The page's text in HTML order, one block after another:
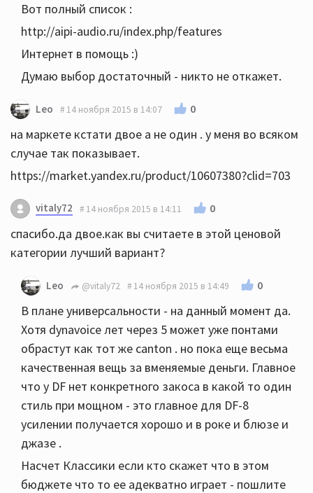
Вот полный список :
http://aipi-audio.ru/index.php/features
Интернет в помощь :)
Думаю выбор достаточный - никто не откажет.
Leo 14 ноября 2015 в 14:07 0
на маркете кстати двое а не один . у меня во всяком
случае так показывает.
https://market.yandex.ru/product/10607380?clid=703
vitaly72 14 ноября 2015 в 14:11 0
спасибо.да двое.как вы считаете в этой ценовой
категории лучший вариант?
Leo @vitaly72 14 ноября 2015 в 14:49 0
В плане универсальности - на данный момент да.
Хотя dynavoice лет через 5 может уже понтами
обрастут как тот же canton . но пока еще весьма
качественная вещь за вменяемые деньги. Главное
что у DF нет конкретного закоса в какой то один
стиль при мощном - это главное для DF-8
усилении получается хорошо и в роке и блюзе и
джазе .
Насчет Классики если кто скажет что в этом
бюджете что то ее адекватно играет - пошлите